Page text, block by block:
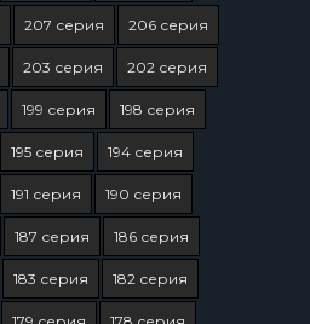
207 серия 206 серия
203 серия 202 серия
199 серия 198 серия
195 серия 194 серия
191 серия 190 серия
187 серия 186 серия
183 серия 182 серия